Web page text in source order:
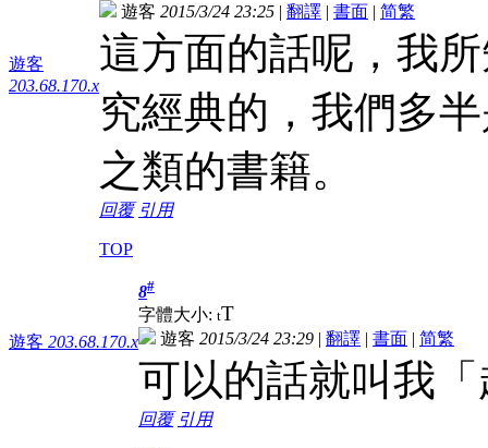
遊客
203.68.170.x
遊客 2015/3/24 23:25 | 翻譯 | 書面 | 简繁
這方面的話呢，我
究經典的，我們多
之類的書籍。
回覆 引用
TOP
遊客 203.68.170.x
8#
字體大小: tT
遊客 2015/3/24 23:29 | 翻譯 | 書面 | 简繁
可以的話就叫我
回覆 引用